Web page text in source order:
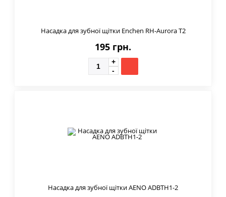
Насадка для зубної щітки Enchen RH-Aurora T2
195 грн.
Насадка для зубної щітки AENO ADBTH1-2